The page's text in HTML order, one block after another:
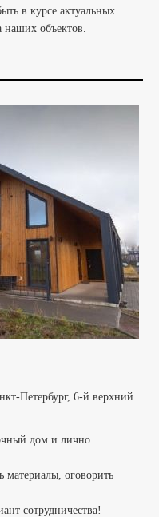
в курсе актуальных
наших объектов.
Петербург, 6-й верхний
дом и лично
материалы, оговорить
сотрудничества!